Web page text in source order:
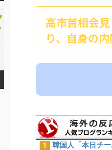
高市首相会
り、自身の
1
韓国人「本日チ